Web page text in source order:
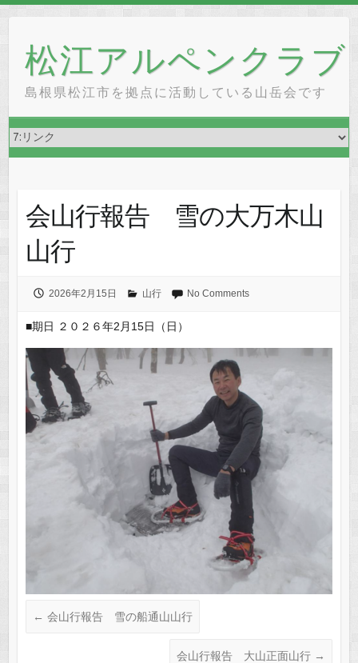
content松江アルペンクラブ
島根県松江市を拠点に活動している山岳会です
会山行報告 雪の大万木山
山行
2026年2月15日 山行 No Comments
■期日 ２０２６年2月15日（日）
← 会山行報告 雪の船通山山行
会山行報告 大山正面山行 →